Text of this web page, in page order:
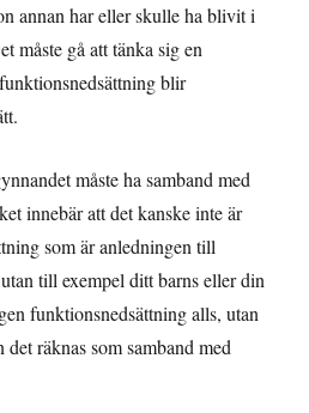
annan har eller skulle ha blivit i
måste gå att tänka sig en
blir
måste ha samband med
innebär att det kanske inte är
som är anledningen till
till exempel ditt barns eller din
funktionsnedsättning alls, utan
räknas som samband med